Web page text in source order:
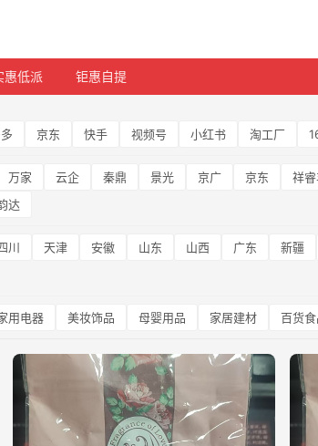
惠低派 钜惠自提
京东 快手 视频号 小红书 淘工厂
万家 云企 秦鼎 景光 京广 京东 祥
达
川 天津 安徽 山东 山西 广东 新疆
用电器 美妆饰品 母婴用品 家居建材 百货食